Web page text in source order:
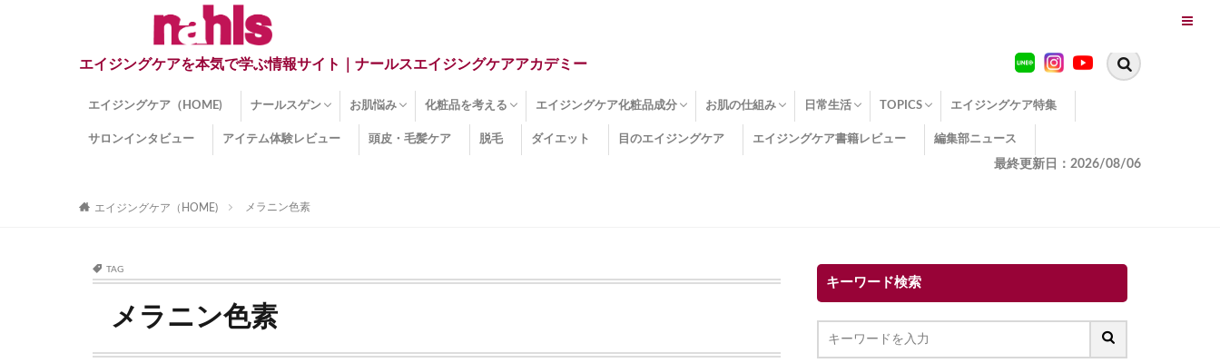
エイジングケアを本気で学ぶ情報サイト｜ナールスエイジングケアアカデミー
エイジングケア（HOME) ナールスゲン
ナールスゲンとは？
ナールスゲン関連成分
お肌悩み
インナードライ肌
くすみ
目の下のクマ
しみ
しわ
顔・頭皮のたるみ
ほうれい線
毛穴
手荒れ
乾燥肌
敏感肌
紫外線ダメージ
薄毛
その他のお肌悩み
化粧品を考える
エイジングケア化粧品
化粧水
美容液
保湿クリーム
酵素洗顔
ハンドクリーム
フェイスマスク
ほうれい線化粧品
コラーゲン化粧品
メイク化粧品
洗顔・クレンジング
オールインワン化粧品
その他の化粧品
エイジングケア化粧品成分
エイジングケア化粧品(成分)
セラミド
ネオダーミル
プロテオグリカン
ビタミンC誘導体
コラーゲン
その他の化粧品成分
お肌の仕組み
エイジング
ターンオーバー
皮下組織
表皮
真皮
表皮常在菌
女性ホルモン
その他
日常生活
糖化
便秘
TOPICS
エイジングケア TOPICS
コラーゲンサプリの効果
エイジングケアクイズ
季節別のエイジングケア
幸福とエイジングケア
温活でアンチエイジング
イオン導入
エイジングケア3つのポイント
エイジングケアセミナー
エイジングケアトピックス
動画でみるエイジングケア
エイジングケア特集
サロンインタビュー アイテム体験レビュー 頭皮・毛髪ケア 脱毛 ダイエット 目のエイジングケア エイジングケア書籍レビュー 編集部ニュース
最終更新日：2026/08/06
エイジングケア（HOME) メラニン色素
TAG
メラニン色素
キーワード検索